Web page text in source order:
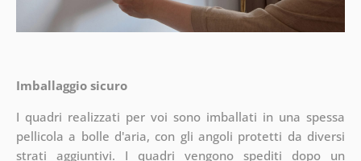
Imballaggio sicuro
I quadri realizzati per voi sono imballati in una spessa
pellicola a bolle d'aria, con gli angoli protetti da diversi
strati aggiuntivi. I quadri vengono spediti dopo un